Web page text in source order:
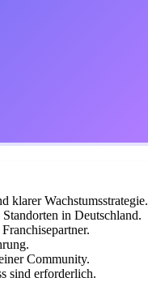
klarer Wachstumsstrategie.
in Deutschland.
Community.
sind erforderlich.